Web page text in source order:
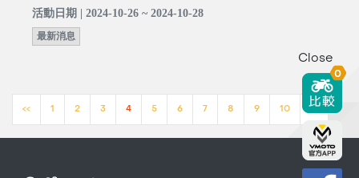
活動日期 | 2024-10-26 ~ 2024-10-28
最新消息
<< 1 2 3 4 5 6 7 8 9 10 >>
Close
0